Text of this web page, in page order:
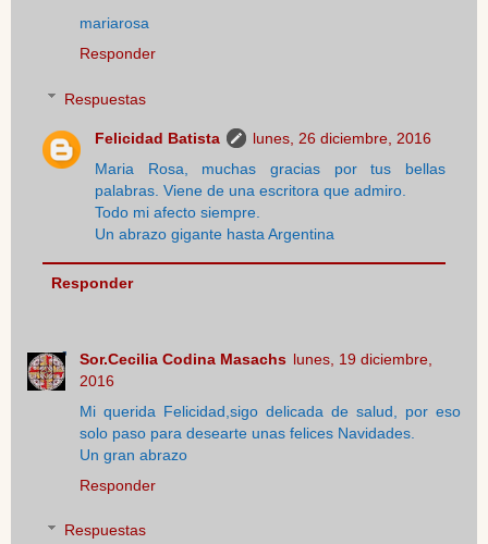
mariarosa
Responder
Respuestas
Felicidad Batista
lunes, 26 diciembre, 2016
Maria Rosa, muchas gracias por tus bellas
palabras. Viene de una escritora que admiro.
Todo mi afecto siempre.
Un abrazo gigante hasta Argentina
Responder
Sor.Cecilia Codina Masachs lunes, 19 diciembre,
2016
Mi querida Felicidad,sigo delicada de salud, por eso
solo paso para desearte unas felices Navidades.
Un gran abrazo
Responder
Respuestas